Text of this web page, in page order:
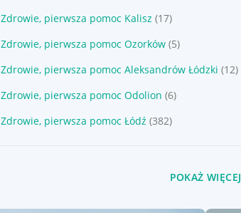
Zdrowie, pierwsza pomoc Kalisz (17)
Zdrowie, pierwsza pomoc Ozorków (5)
Zdrowie, pierwsza pomoc Aleksandrów Łódzki (12)
Zdrowie, pierwsza pomoc Odolion (6)
Zdrowie, pierwsza pomoc Łódź (382)
POKAŻ WIĘCEJ